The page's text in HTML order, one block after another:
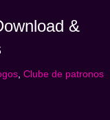
&
Clube de patronos